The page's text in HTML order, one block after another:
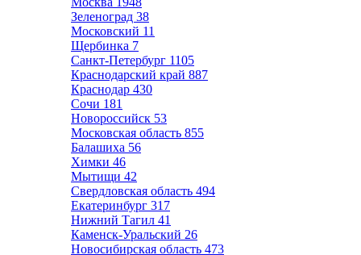
Зеленоград 38
Московский 11
Щербинка 7
Санкт-Петербург 1105
Краснодарский край 887
Краснодар 430
Сочи 181
Новороссийск 53
Московская область 855
Балашиха 56
Химки 46
Мытищи 42
Свердловская область 494
Екатеринбург 317
Нижний Тагил 41
Каменск-Уральский 26
Новосибирская область 473